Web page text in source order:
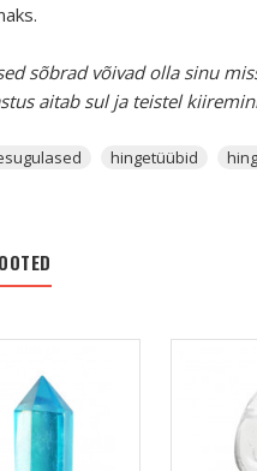
sõbrad võivad olla sinu
aitab sul ja teistel
hingetüübid